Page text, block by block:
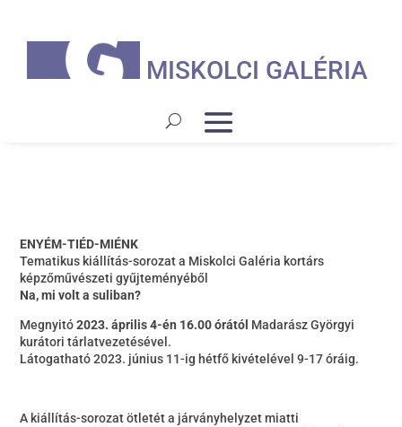
MISKOLCI GALÉRIA
ENYÉM-TIÉD-MIÉNK
Tematikus kiállítás-sorozat a Miskolci Galéria kortárs
képzőművészeti gyűjteményéből
Na, mi volt a suliban?
Megnyitó2023. április 4-én 16.00 órától Madarász Györgyi
kurátori tárlatvezetésével.
Látogatható 2023. június 11-ig hétfő kivételével 9-17 óráig.
A kiállítás-sorozat ötletét a járványhelyzet miatti